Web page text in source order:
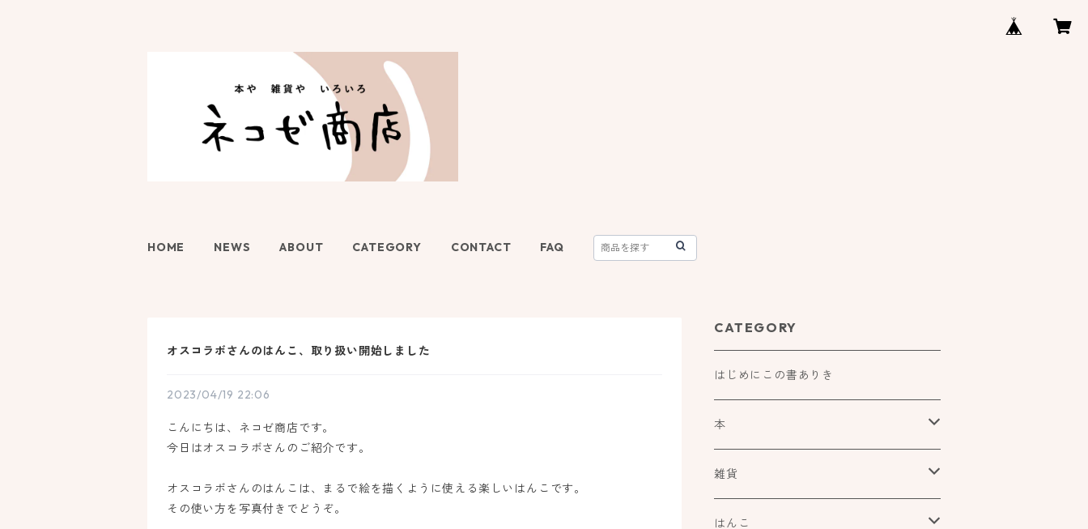
HOME NEWS ABOUT CATEGORY CONTACT FAQ
オスコラボさんのはんこ、取り扱い開始しました
2023/04/19 22:06
こんにちは、ネコゼ商店です。
今日はオスコラボさんのご紹介です。
オスコラボさんのはんこは、まるで絵を描くように使える楽しいはんこです。
その使い方を写真付きでどうぞ。
CATEGORY
はじめにこの書ありき
本
食べもの飲みものお酒とか
アートや絵本の世界
雑貨
kurofutago
はんこ